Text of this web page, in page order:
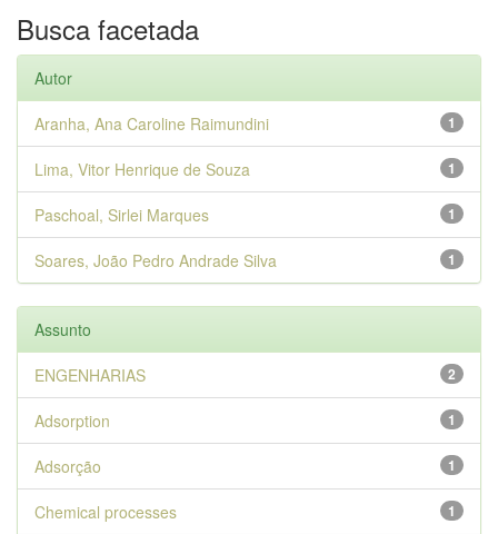
Busca facetada
Autor
1
Aranha, Ana Caroline Raimundini
1
Lima, Vitor Henrique de Souza
1
Paschoal, Sirlei Marques
1
Soares, João Pedro Andrade Silva
Assunto
2
ENGENHARIAS
1
Adsorption
1
Adsorção
1
Chemical processes